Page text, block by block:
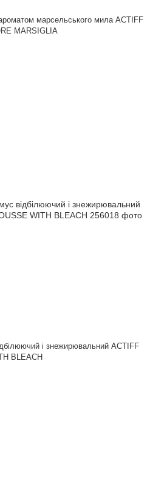
марсельського мила ACTIFF
MARSIGLIA
і знежирювальний ACTIFF
BLEACH